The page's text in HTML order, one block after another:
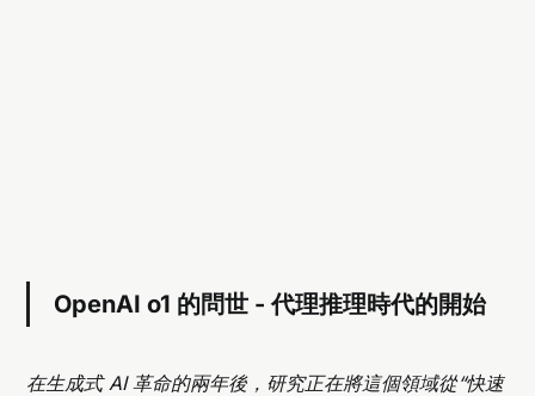
OpenAI o1 的問世 - 代理推理時代的開始
在生成式 AI 革命的兩年後，研究正在將這個領域從“快速